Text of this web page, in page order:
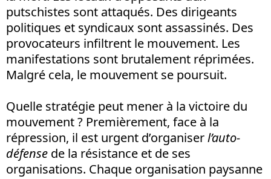
putschistes sont attaqués. Des dirigeants
politiques et syndicaux sont assassinés. Des
provocateurs infiltrent le mouvement. Les
manifestations sont brutalement réprimées.
Malgré cela, le mouvement se poursuit.
Quelle stratégie peut mener à la victoire du
mouvement ? Premièrement, face à la
répression, il est urgent d’organiserl’auto-
défense de la résistance et de ses
organisations. Chaque organisation paysanne